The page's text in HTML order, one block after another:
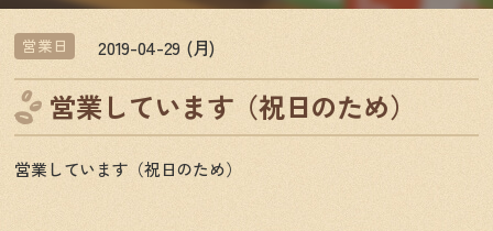
営業日 2019-04-29 (月)
営業しています（祝日のため）
営業しています（祝日のため）